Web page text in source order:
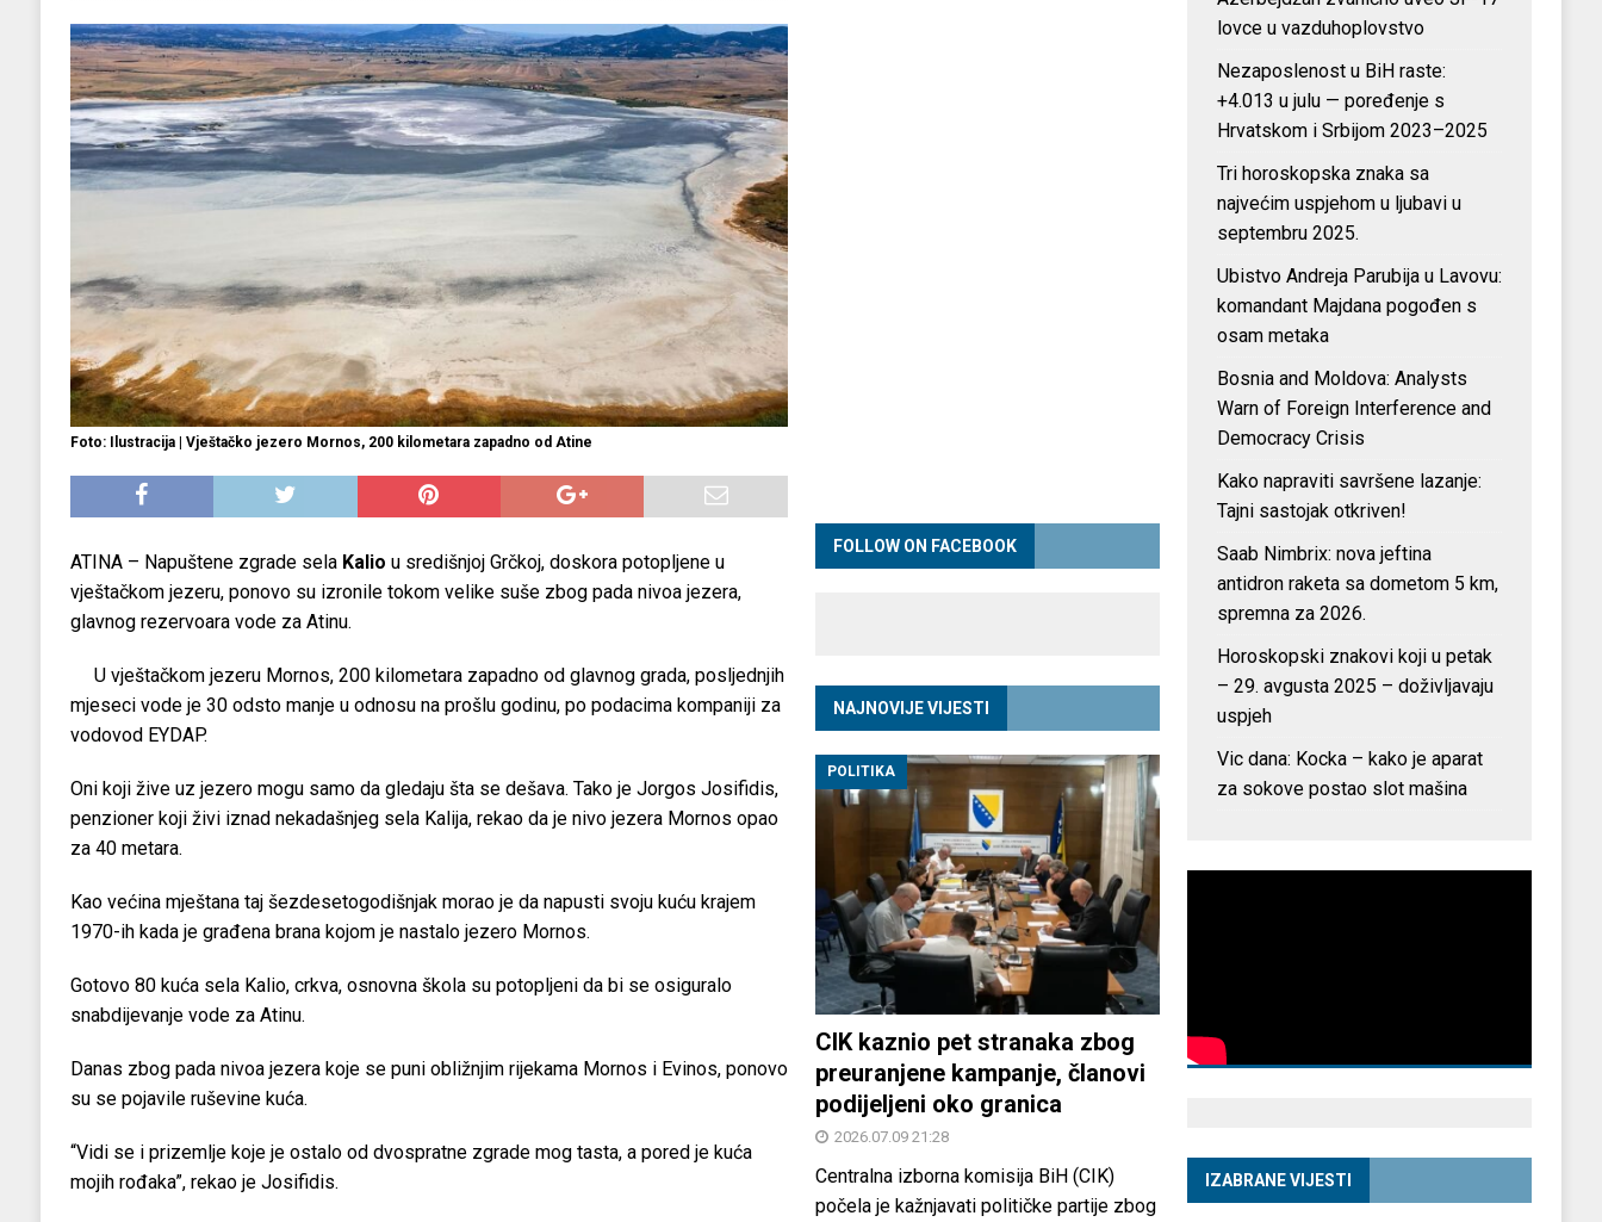
[ 2025.09.02 17:27 ] Tri horoskopska znaka sa najvećim uspjehom u ljubavi u septembru 2025.
[ 2025.08.30 15:28 ] Ubistvo Andreja Parubija u Lavovu: komandant Majdana pogođen s osam metaka
[ 2018.12.09 09:30 ] Banjalučki horski susreti u znaku Jedinstva OPUŠTENO
Foto: Ilustracija | Vještačko jezero Mornos, 200 kilometara zapadno od Atine
ATINA – Napuštene zgrade sela Kalio u središnjoj Grčkoj, doskora potopljene u
vještačkom jezeru, ponovo su izronile tokom velike suše zbog pada nivoa jezera,
glavnog rezervoara vode za Atinu.
U vještačkom jezeru Mornos, 200 kilometara zapadno od glavnog grada, posljednjih
mjeseci vode je 30 odsto manje u odnosu na prošlu godinu, po podacima kompaniji za
vodovod EYDAP.
Oni koji žive uz jezero mogu samo da gledaju šta se dešava. Tako je Jorgos Josifidis,
penzioner koji živi iznad nekadašnjeg sela Kalija, rekao da je nivo jezera Mornos opao
za 40 metara.
Kao većina mještana taj šezdesetogodišnjak morao je da napusti svoju kuću krajem
1970-ih kada je građena brana kojom je nastalo jezero Mornos.
Gotovo 80 kuća sela Kalio, crkva, osnovna škola su potopljeni da bi se osiguralo
snabdijevanje vode za Atinu.
Danas zbog pada nivoa jezera koje se puni obližnjim rijekama Mornos i Evinos, ponovo
su se pojavile ruševine kuća.
“Vidi se i prizemlje koje je ostalo od dvospratne zgrade mog tasta, a pored je kuća
mojih rođaka”, rekao je Josifidis.
FOLLOW ON FACEBOOK
NAJNOVIJE VIJESTI
POLITIKA
CIK kaznio pet stranaka zbog
preuranjene kampanje, članovi
podijeljeni oko granica
2026.07.09 21:28
Centralna izborna komisija BiH (CIK)
počela je kažnjavati političke partije zbog
lovce u vazduhoplovstvo
Nezaposlenost u BiH raste:
+4.013 u julu — poređenje s
Hrvatskom i Srbijom 2023–2025
Tri horoskopska znaka sa
najvećim uspjehom u ljubavi u
septembru 2025.
Ubistvo Andreja Parubija u Lavovu:
komandant Majdana pogođen s
osam metaka
Bosnia and Moldova: Analysts
Warn of Foreign Interference and
Democracy Crisis
Kako napraviti savršene lazanje:
Tajni sastojak otkriven!
Saab Nimbrix: nova jeftina
antidron raketa sa dometom 5 km,
spremna za 2026.
Horoskopski znakovi koji u petak
– 29. avgusta 2025 – doživljavaju
uspjeh
Vic dana: Kocka – kako je aparat
za sokove postao slot mašina
IZABRANE VIJESTI